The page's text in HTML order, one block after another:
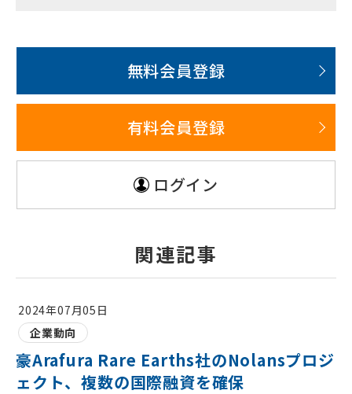
無料会員登録
有料会員登録
ログイン
関連記事
2024年07月05日
企業動向
豪Arafura Rare Earths社のNolansプロジ
ェクト、複数の国際融資を確保